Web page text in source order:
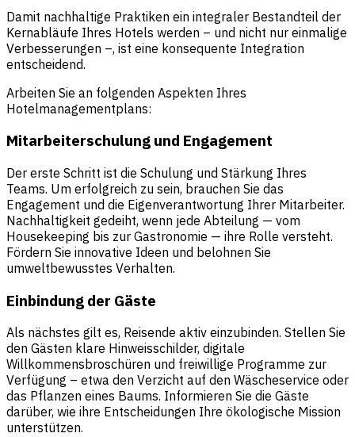
Damit nachhaltige Praktiken ein integraler Bestandteil der
Kernabläufe Ihres Hotels werden – und nicht nur einmalige
Verbesserungen –, ist eine konsequente Integration
entscheidend.
Arbeiten Sie an folgenden Aspekten Ihres
Hotelmanagementplans:
Mitarbeiterschulung und Engagement
Der erste Schritt ist die Schulung und Stärkung Ihres
Teams. Um erfolgreich zu sein, brauchen Sie das
Engagement und die Eigenverantwortung Ihrer Mitarbeiter.
Nachhaltigkeit gedeiht, wenn jede Abteilung — vom
Housekeeping bis zur Gastronomie — ihre Rolle versteht.
Fördern Sie innovative Ideen und belohnen Sie
umweltbewusstes Verhalten.
Einbindung der Gäste
Als nächstes gilt es, Reisende aktiv einzubinden. Stellen Sie
den Gästen klare Hinweisschilder, digitale
Willkommensbroschüren und freiwillige Programme zur
Verfügung – etwa den Verzicht auf den Wäscheservice oder
das Pflanzen eines Baums. Informieren Sie die Gäste
darüber, wie ihre Entscheidungen Ihre ökologische Mission
unterstützen.